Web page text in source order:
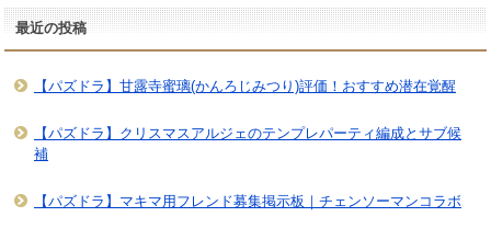
最近の投稿
【パズドラ】甘露寺蜜璃(かんろじみつり)評価！おすすめ潜在覚醒
【パズドラ】クリスマスアルジェのテンプレパーティ編成とサブ候
補
【パズドラ】マキマ用フレンド募集掲示板｜チェンソーマンコラボ